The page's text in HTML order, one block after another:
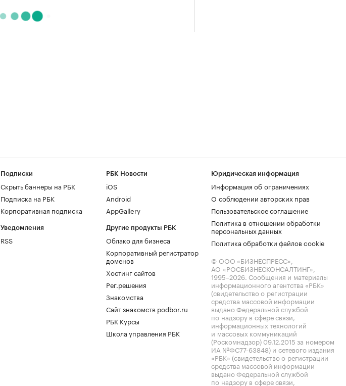
Подписки
Скрыть баннеры на РБК
Подписка на РБК
Корпоративная подписка
Уведомления
RSS
РБК Новости
iOS
Android
AppGallery
Другие продукты РБК
Облако для бизнеса
Корпоративный регистратор
доменов
Хостинг сайтов
Рег.решения
Знакомства
Сайт знакомств podbor.ru
РБК Курсы
Школа управления РБК
Юридическая информация
Информация об ограничениях
О соблюдении авторских прав
Пользовательское соглашение
Политика в отношении обработки
персональных данных
Политика обработки файлов cookie
© ООО «БИЗНЕСПРЕСС»,
АО «РОСБИЗНЕСКОНСАЛТИНГ»,
1995–2026. Сообщения и материалы
информационного агентства «РБК»
(свидетельство о регистрации
средства массовой информации
выдано Федеральной службой
по надзору в сфере связи,
информационных технологий
и массовых коммуникаций
(Роскомнадзор) 09.12.2015 за номером
ИА №ФС77-63848) и сетевого издания
«РБК» (свидетельство о регистрации
средства массовой информации
выдано Федеральной службой
по надзору в сфере связи,